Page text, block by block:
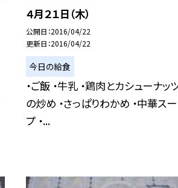
４月２１日（木）
公開日 2016/04/22
更新日 2016/04/22
今日の給食
・ご飯 ・牛乳 ・鶏肉とカシューナッ
の炒め ・さっぱりわかめ ・中華スー
プ ・...